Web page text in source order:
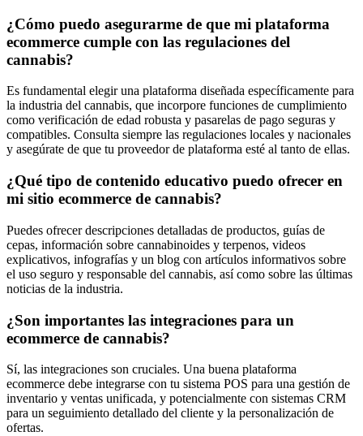
¿Cómo puedo asegurarme de que mi plataforma
ecommerce cumple con las regulaciones del
cannabis?
Es fundamental elegir una plataforma diseñada específicamente para
la industria del cannabis, que incorpore funciones de cumplimiento
como verificación de edad robusta y pasarelas de pago seguras y
compatibles. Consulta siempre las regulaciones locales y nacionales
y asegúrate de que tu proveedor de plataforma esté al tanto de ellas.
¿Qué tipo de contenido educativo puedo ofrecer en
mi sitio ecommerce de cannabis?
Puedes ofrecer descripciones detalladas de productos, guías de
cepas, información sobre cannabinoides y terpenos, videos
explicativos, infografías y un blog con artículos informativos sobre
el uso seguro y responsable del cannabis, así como sobre las últimas
noticias de la industria.
¿Son importantes las integraciones para un
ecommerce de cannabis?
Sí, las integraciones son cruciales. Una buena plataforma
ecommerce debe integrarse con tu sistema POS para una gestión de
inventario y ventas unificada, y potencialmente con sistemas CRM
para un seguimiento detallado del cliente y la personalización de
ofertas.